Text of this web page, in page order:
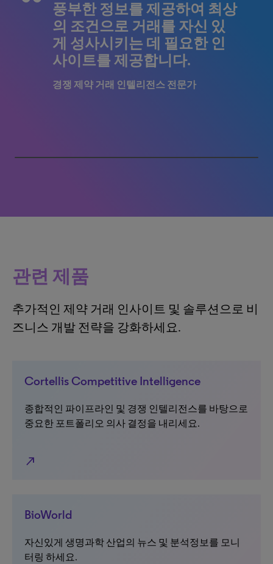
풍부한 정보를 제공하여 최상
의 조건으로 거래를 자신 있
게 성사시키는 데 필요한 인
사이트를 제공합니다.
경쟁 제약 거래 인텔리전스 전문가
Intelligence와 Cortellis Deals
Intelligence를 함께 사용하면,
광범위한 파이프라인, 회사,
특허 정보를 결합하여 더 강
력한 경쟁 우위를 확보할 수
있습니다.
관련 제품
추가적인 제약 거래 인사이트 및 솔루션으로 비
즈니스 개발 전략을 강화하세요.
Cortellis Competitive Intelligence
종합적인 파이프라인 및 경쟁 인텔리전스를 바탕으로
중요한 포트폴리오 의사 결정을 내리세요.
north_east
BioWorld
자신있게 생명과학 산업의 뉴스 및 분석정보를 모니
터링 하세요.